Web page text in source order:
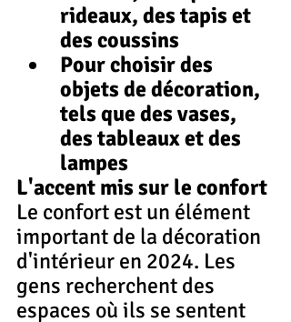
rideaux, des tapis et
des coussins
Pour choisir des
objets de décoration,
tels que des vases,
des tableaux et des
lampes
L'accent mis sur le confort
Le confort est un élément
important de la décoration
d'intérieur en 2024. Les
gens recherchent des
espaces où ils se sentent